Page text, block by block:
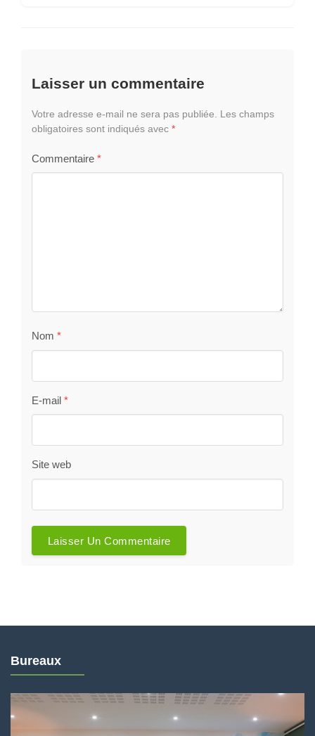
Laisser un commentaire
Votre adresse e-mail ne sera pas publiée.
Les champs
obligatoires sont indiqués avec *
Commentaire *
Nom *
E-mail *
Site web
Bureaux